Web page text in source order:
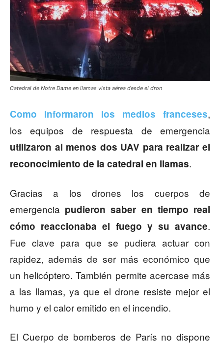
Catedral de Notre Dame en llamas vista aérea desde el dron
Como informaron los medios franceses,
los equipos de respuesta de emergencia
utilizaron al menos dos UAV para realizar el
reconocimiento de la catedral en llamas.
Gracias a los drones los cuerpos de
emergencia pudieron saber en tiempo real
cómo reaccionaba el fuego y su avance.
Fue clave para que se pudiera actuar con
rapidez, además de ser más económico que
un helicóptero. También permite acercase más
a las llamas, ya que el drone resiste mejor el
humo y el calor emitido en el incendio.
El Cuerpo de bomberos de París no dispone